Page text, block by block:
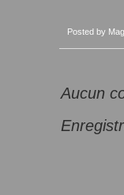
Posted by
Aucun